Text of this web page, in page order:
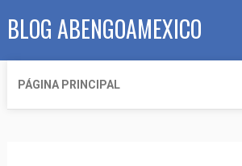
BLOG ABENGOAMEXICO
PÁGINA PRINCIPAL